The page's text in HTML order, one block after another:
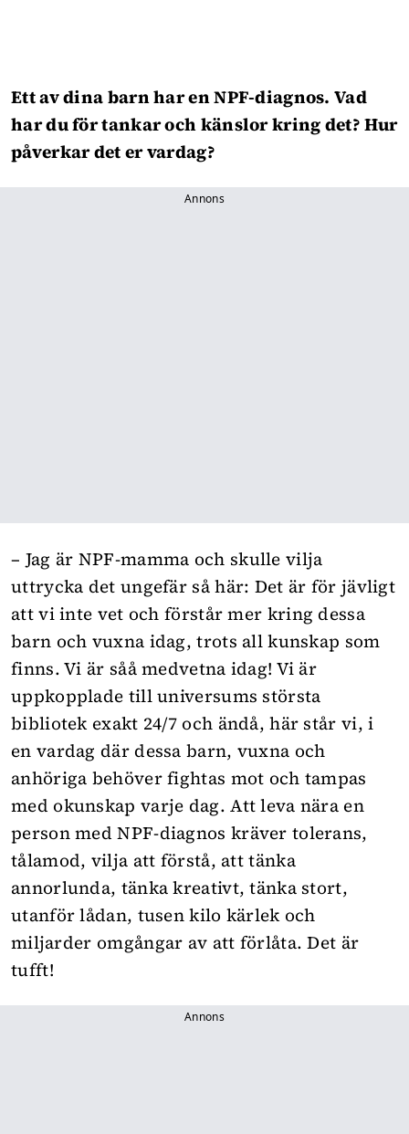
Ett av dina barn har en NPF-diagnos. Vad
har du för tankar och känslor kring det? Hur
påverkar det er vardag?
Annons
– Jag är NPF-mamma och skulle vilja
uttrycka det ungefär så här: Det är för jävligt
att vi inte vet och förstår mer kring dessa
barn och vuxna idag, trots all kunskap som
finns. Vi är såå medvetna idag! Vi är
uppkopplade till universums största
bibliotek exakt 24/7 och ändå, här står vi, i
en vardag där dessa barn, vuxna och
anhöriga behöver fightas mot och tampas
med okunskap varje dag. Att leva nära en
person med NPF-diagnos kräver tolerans,
tålamod, vilja att förstå, att tänka
annorlunda, tänka kreativt, tänka stort,
utanför lådan, tusen kilo kärlek och
miljarder omgångar av att förlåta. Det är
tufft!
Annons